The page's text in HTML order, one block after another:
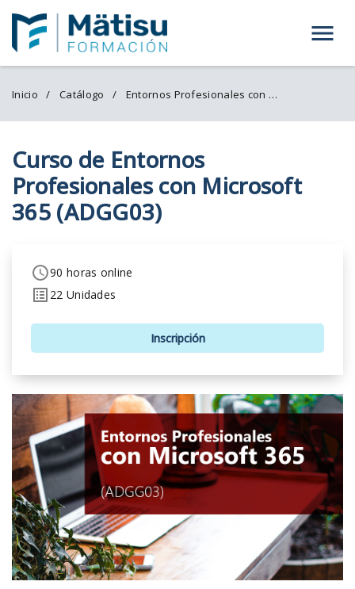
Menú
Inicio Catálogo Entornos Profesionales con Microsoft 365 (ADGG03)
Curso de Entornos
Profesionales con Microsoft
365 (ADGG03)
90 horas online
22 Unidades
Inscripción